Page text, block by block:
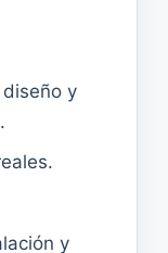
y
y